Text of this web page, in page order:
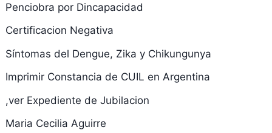
Penciobra por Dincapacidad
Certificacion Negativa
Síntomas del Dengue, Zika y Chikungunya
Imprimir Constancia de CUIL en Argentina
,ver Expediente de Jubilacion
Maria Cecilia Aguirre